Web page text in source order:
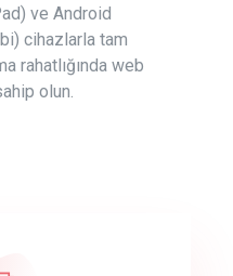
ve Android
cihazlarla tam
rahatlığında web
olun.